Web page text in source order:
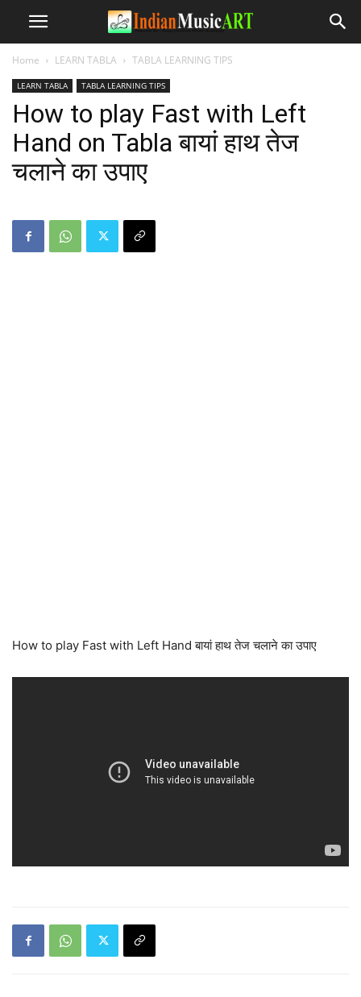
Home LEARN TABLA TABLA LEARNING TIPS
LEARN TABLA TABLA LEARNING TIPS
How to play Fast with Left
Hand on Tabla बायां हाथ तेज
चलाने का उपाए
How to play Fast with Left Hand बायां हाथ तेज चलाने का उपाए